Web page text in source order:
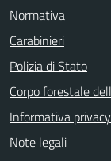
Normativa
Carabinieri
Polizia di Stato
Corpo forestale
Informativa privacy
Note legali